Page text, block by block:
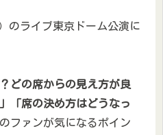
のライブ東京ドーム公演に
どの席からの見え方が良
「席の決め方はどうなっ
ファンが気になるポイン